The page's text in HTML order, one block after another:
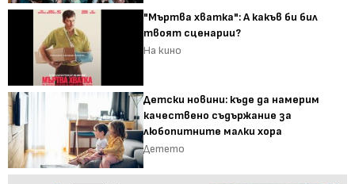
"Мъртва хватка": А какъв би бил
твоят сценарии?
На кино
Детски новини: къде да намерим
качествено съдържание за
любопитните малки хора
Детето